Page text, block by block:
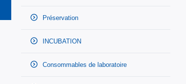
Préservation
INCUBATION
Consommables de laboratoire